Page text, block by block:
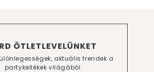
ÖTLETLEVELÜNKET
aktuális trendek a
partykellékek világából